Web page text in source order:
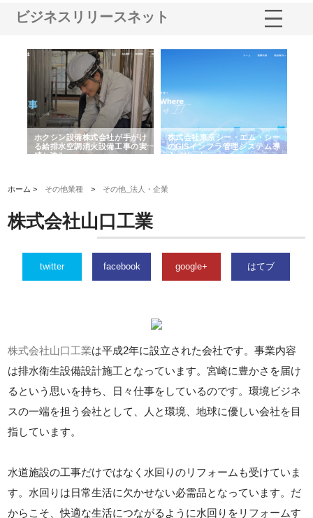
ビジネスリリースネット
ホクシン設備株式会社が手がけ
る給排水空調消火設備工事の実
績と強み
株式会社東京シー・エム・シー
のGISインフラ管理システム導
入メリット
ホーム > その他業種 > その他_法人・企業
株式会社山口工業
twitter facebook google+ はてブ
株式会社山口工業は平成2年に設立された会社です。事業内容
は排水衛生設備設計施工となっています。宮崎に豊かさを届け
るという思いを持ち、日々仕事をしているのです。環境ビジネ
スの一端を担う会社として、人と環境、地球に優しい会社を目
指しています。
水道施設の工事だけではなく水回りのリフォームも受けていま
す。水回りは日常生活に欠かせない必需品となっています。だ
からこそ、快適な生活につながるように水回りをリフォームす